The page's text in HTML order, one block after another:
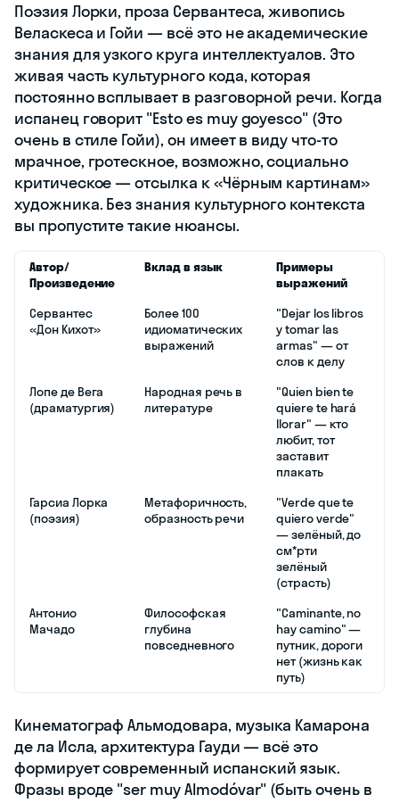
Поэзия Лорки, проза Сервантеса, живопись
Веласкеса и Гойи — всё это не академические
знания для узкого круга интеллектуалов. Это
живая часть культурного кода, которая
постоянно всплывает в разговорной речи. Когда
испанец говорит "Esto es muy goyesco" (Это
очень в стиле Гойи), он имеет в виду что-то
мрачное, гротескное, возможно, социально
критическое — отсылка к «Чёрным картинам»
художника. Без знания культурного контекста
вы пропустите такие нюансы.
Автор/
Произведение
Вклад в язык
Примеры
выражений
Сервантес
«Дон Кихот»
Более 100
идиоматических
выражений
"Dejar los libros
y tomar las
armas" — от
слов к делу
Лопе де Вега
(драматургия)
Народная речь в
литературе
"Quien bien te
quiere te hará
llorar" — кто
любит, тот
заставит
плакать
Гарсиа Лорка
(поэзия)
Метафоричность,
образность речи
"Verde que te
quiero verde"
— зелёный, до
см*рти
зелёный
(страсть)
Антонио
Мачадо
Философская
глубина
повседневного
"Caminante, no
hay camino" —
путник, дороги
нет (жизнь как
путь)
Кинематограф Альмодовара, музыка Камарона
де ла Исла, архитектура Гауди — всё это
формирует современный испанский язык.
Фразы вроде "ser muy Almodóvar" (быть очень в